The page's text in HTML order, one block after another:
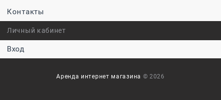
Контакты
Личный кабинет
Вход
Аренда интернет магазина © 2026